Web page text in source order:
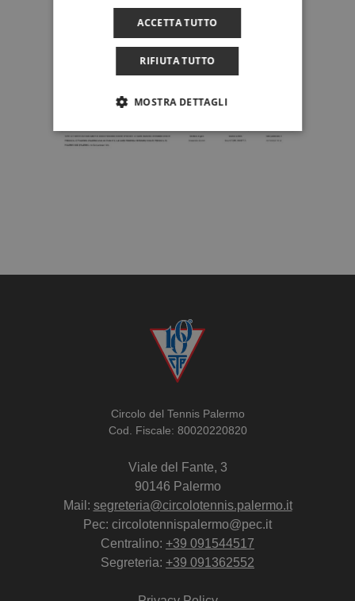
Circolo del Tennis Palermo
Cod. Fiscale: 80020220820
Viale del Fante, 3
90146 Palermo
Mail: segreteria@circolotennis.palermo.it
Pec: circolotennispalermo@pec.it
Centralino: +39 091544517
Segreteria: +39 091362552
ACCETTA TUTTO
RIFIUTA TUTTO
MOSTRA DETTAGLI